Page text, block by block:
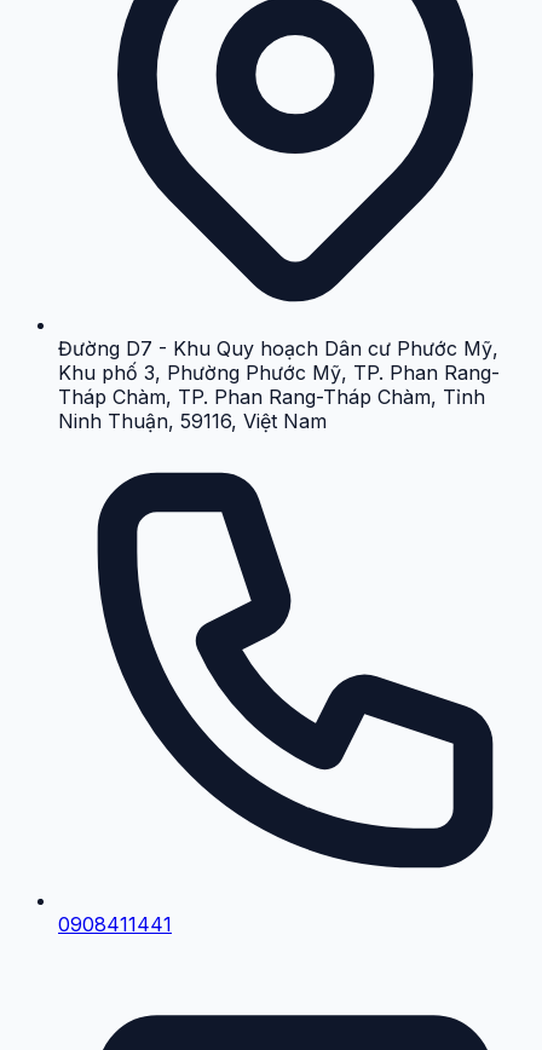
Đường D7 - Khu Quy hoạch Dân cư Phước Mỹ,
Khu phố 3, Phường Phước Mỹ, TP. Phan Rang-
Tháp Chàm, TP. Phan Rang-Tháp Chàm, Tỉnh
Ninh Thuận, 59116, Việt Nam
0908411441